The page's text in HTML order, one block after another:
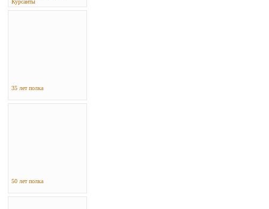
Курсанты
35 лет полка
50 лет полка